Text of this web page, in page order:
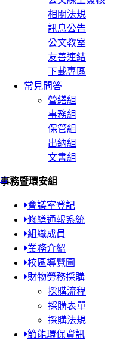
相關法規
訊息公告
公文教室
友善連結
下載專區
常見問答
營繕組
事務組
保管組
出納組
文書組
:::
事務暨環安組
會議室登記
修繕通報系統
組織成員
業務介紹
校區導覽圖
財物勞務採購
採購流程
採購表單
採購法規
節能環保資訊